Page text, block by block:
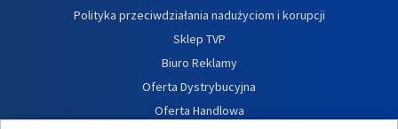
Polityka przeciwdziałania nadużyciom i korupcji
Sklep TVP
Biuro Reklamy
Oferta Dystrybucyjna
Oferta Handlowa